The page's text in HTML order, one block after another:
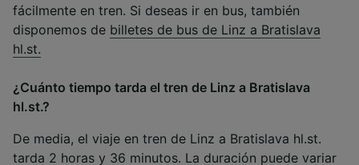
fácilmente en tren. Si deseas ir en bus, también
disponemos de billetes de bus de Linz a Bratislava
hl.st.
¿Cuánto tiempo tarda el tren de Linz a Bratislava
hl.st.?
De media, el viaje en tren de Linz a Bratislava hl.st.
tarda 2 horas y 36 minutos. La duración puede variar